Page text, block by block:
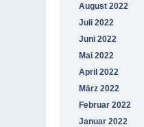
August 2022
Juli 2022
Juni 2022
Mai 2022
April 2022
März 2022
Februar 2022
Januar 2022